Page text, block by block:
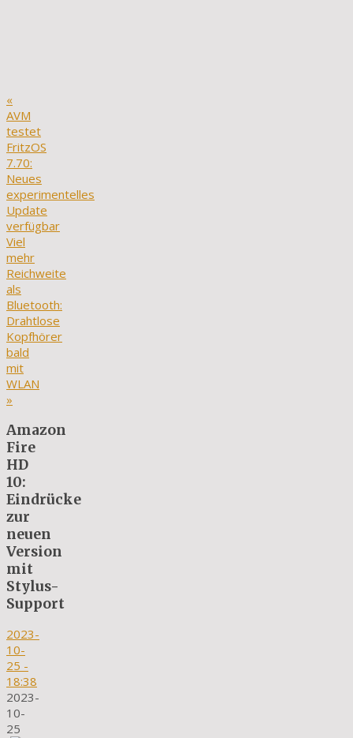
«
AVM
testet
FritzOS
7.70:
Neues
experimentelles
Update
verfügbar
Viel
mehr
Reichweite
als
Bluetooth:
Drahtlose
Kopfhörer
bald
mit
WLAN
»
Amazon
Fire
HD
10:
Eindrücke
zur
neuen
Version
mit
Stylus-
Support
2023-
10-
25 -
18:38
2023-
10-
25